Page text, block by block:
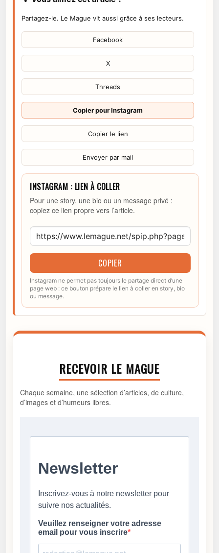
Partagez-le. Le Mague vit aussi grâce à ses lecteurs.
Facebook
X
Threads
Copier pour Instagram
Copier le lien
Envoyer par mail
INSTAGRAM : LIEN À COLLER
Pour une story, une bio ou un message privé :
copiez ce lien propre vers l’article.
COPIER
Instagram ne permet pas toujours le partage direct d’une
page web : ce bouton prépare le lien à coller en story, bio
ou message.
RECEVOIR LE MAGUE
Chaque semaine, une sélection d’articles, de culture,
d’images et d’humeurs libres.